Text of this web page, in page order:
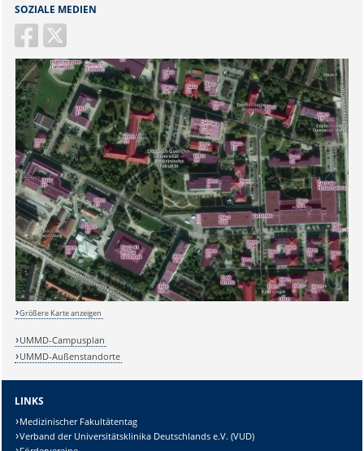
Sicherheitsabfrage:
Lösung:
SOZIALE MEDIEN
Größere Karte anzeigen
UMMD-Campusplan
UMMD-Außenstandorte
LINKS
Medizinischer Fakultätentag
Verband der Universitätsklinika Deutschlands e.V. (VUD)